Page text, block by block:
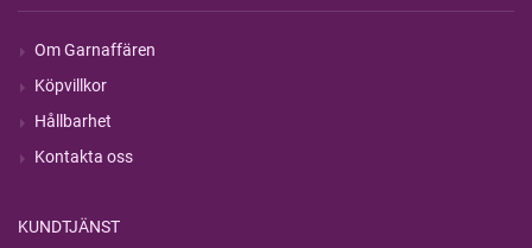
Om Garnaffären
Köpvillkor
Hållbarhet
Kontakta oss
KUNDTJÄNST